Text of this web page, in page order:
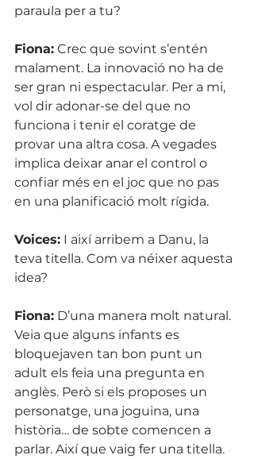
paraula per a tu?
Fiona: Crec que sovint s’entén
malament. La innovació no ha de
ser gran ni espectacular. Per a mi,
vol dir adonar-se del que no
funciona i tenir el coratge de
provar una altra cosa. A vegades
implica deixar anar el control o
confiar més en el joc que no pas
en una planificació molt rígida.
Voices: I així arribem a Danu, la
teva titella. Com va néixer aquesta
idea?
Fiona: D’una manera molt natural.
Veia que alguns infants es
bloquejaven tan bon punt un
adult els feia una pregunta en
anglès. Però si els proposes un
personatge, una joguina, una
història… de sobte comencen a
parlar. Així que vaig fer una titella.